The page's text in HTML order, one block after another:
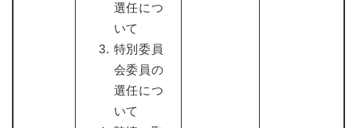
選任につ
いて
特別委員
会委員の
選任につ
いて